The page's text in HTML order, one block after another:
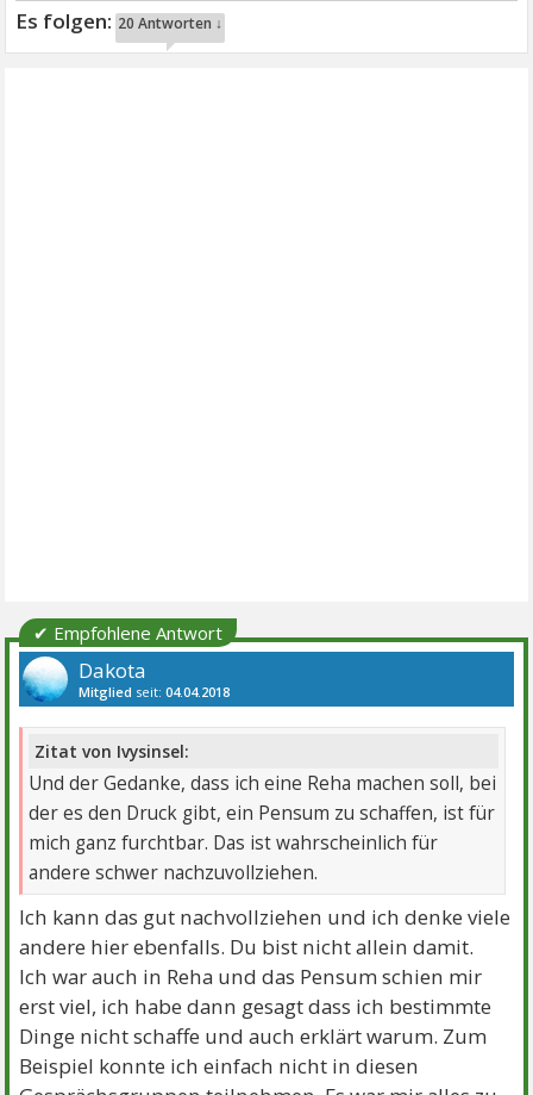
20 Antworten ↓
✔ Empfohlene Antwort
Dakota
Mitglied seit:04.04.2018
Zitat von Ivysinsel:
Und der Gedanke, dass ich eine Reha machen soll, bei
der es den Druck gibt, ein Pensum zu schaffen, ist für
mich ganz furchtbar. Das ist wahrscheinlich für
andere schwer nachzuvollziehen.
Ich kann das gut nachvollziehen und ich denke viele
andere hier ebenfalls. Du bist nicht allein damit.
Ich war auch in Reha und das Pensum schien mir
erst viel, ich habe dann gesagt dass ich bestimmte
Dinge nicht schaffe und auch erklärt warum. Zum
Beispiel konnte ich einfach nicht in diesen